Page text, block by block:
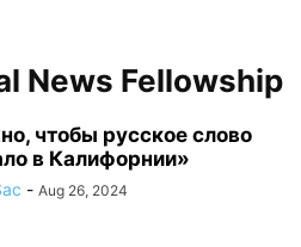
News Fellowship
чтобы русское слово
в Калифорнии»
- Aug 26, 2024